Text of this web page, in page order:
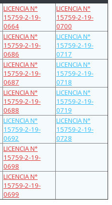
LICENCIA N°
15759-2-19-
0664
LICENCIA N°
15759-2-19-
0700
LICENCIA N°
15759-2-19-
0686
LICENCIA N°
15759-2-19-
0717
LICENCIA N°
15759-2-19-
0687
LICENCIA N°
15759-2-19-
0718
LICENCIA N°
15759-2-19-
0688
LICENCIA N°
15759-2-19-
0719
LICENCIA N°
15759-2-19-
0692
LICENCIA N°
15759-2-19-
0728
LICENCIA N°
15759-2-19-
0698
LICENCIA N°
15759-2-19-
0699